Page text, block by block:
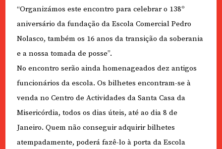
“Organizámos este encontro para celebrar o 138º
aniversário da fundação da Escola Comercial Pedro
Nolasco, também os 16 anos da transição da soberania
e a nossa tomada de posse”.
No encontro serão ainda homenageados dez antigos
funcionários da escola. Os bilhetes encontram-se à
venda no Centro de Actividades da Santa Casa da
Misericórdia, todos os dias úteis, até ao dia 8 de
Janeiro. Quem não conseguir adquirir bilhetes
atempadamente, poderá fazê-lo à porta da Escola